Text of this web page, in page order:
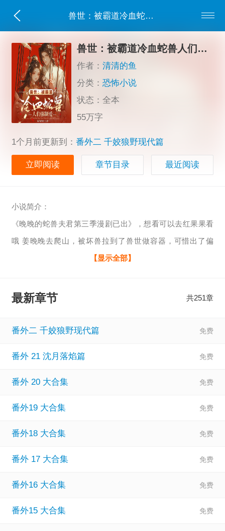
兽世：被霸道冷血蛇兽人们强制爱
兽世：被霸道冷血蛇兽人们强制爱
作者：清清的鱼
分类：恐怖小说
状态：全本
55万字
1个月前更新到： 番外二 千姣狼野现代篇
立即阅读 章节目录 最近阅读
小说简介：
《晚晚的蛇兽夫君第三季漫剧已出》，想看可以去红果果看
哦 姜晚晚去爬山，被坏兽拉到了兽世做容器，可惜出了偏
差，来到了洛日森林，被蛇兽人墨寒所救，从此过上了有声
【显示全部】
最新章节 共251章
番外二 千姣狼野现代篇
番外 21 沈月落焰篇
番外 20 大合集
番外19 大合集
番外18 大合集
番外 17 大合集
番外16 大合集
番外15 大合集